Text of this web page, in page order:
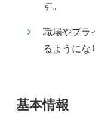
す。
職場やプラ
るようにな
基本情報